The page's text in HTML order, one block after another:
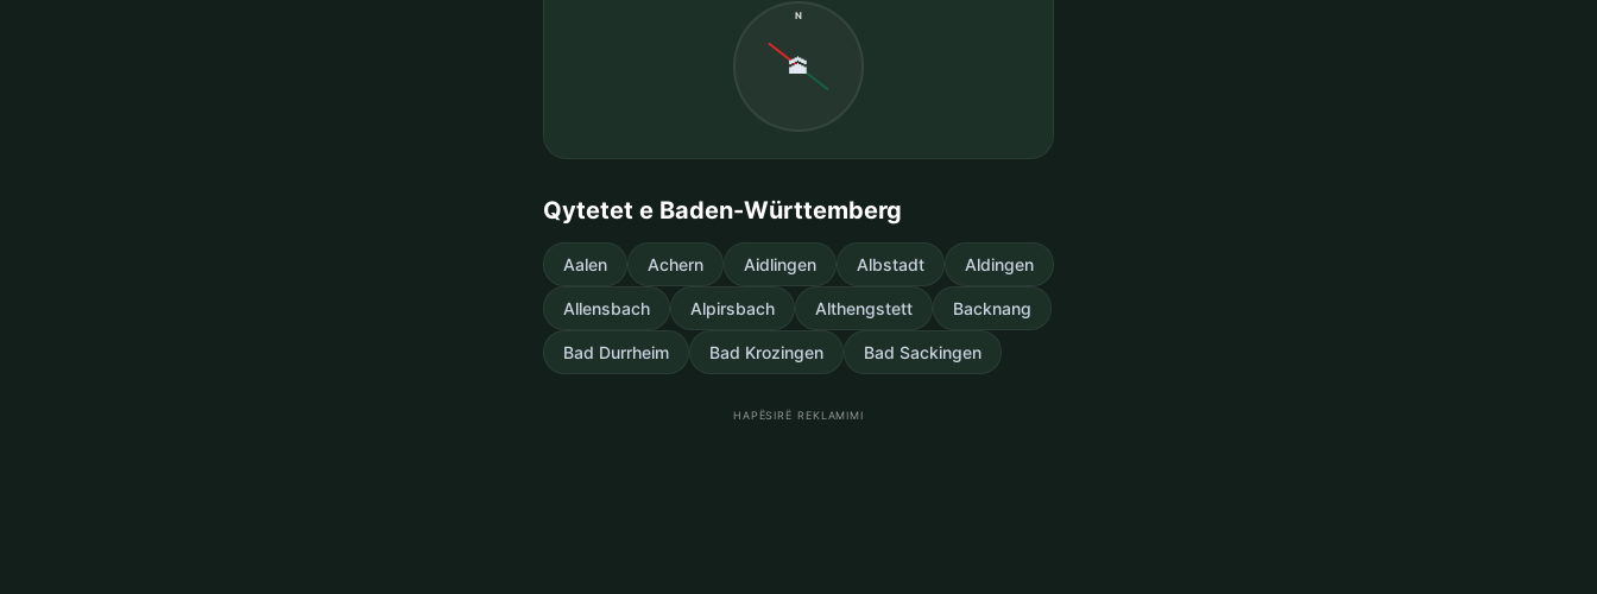
N
🕋
Qytetet e Baden-Württemberg
Aalen Achern Aidlingen Albstadt Aldingen
Allensbach Alpirsbach Althengstett Backnang
Bad Durrheim Bad Krozingen Bad Sackingen
HAPËSIRË REKLAMIMI